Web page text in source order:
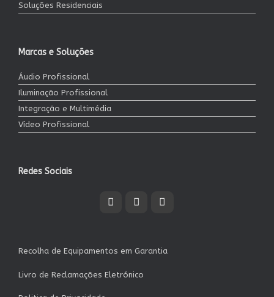
Soluções Residenciais
Marcas e Soluções
Áudio Profissional
Iluminação Profissional
Integração e Multimédia
Vídeo Profissional
Redes Sociais
Recolha de Equipamentos em Garantia
Livro de Reclamações Eletrónico